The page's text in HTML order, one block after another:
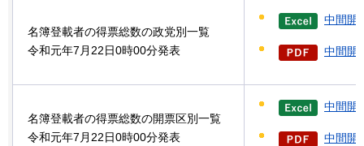
名簿登載者の得票総数の政党別一覧
令和元年7月22日0時00分発表
中間開
中間開
名簿登載者の得票総数の開票区別一覧
令和元年7月22日0時00分発表
中間開
中間開